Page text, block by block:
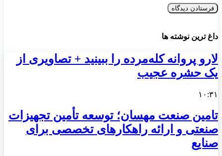
داغ ترین نوشته ها
لارو پروانه کله‌مرده را ببینید + تصاویری از
یک حشره عجیب
۱۰:۳۱
تامین صنعت مهسان؛ توسعه تأمین تجهیزات
صنعتی و ارائه راهکارهای تخصصی برای
صنایع